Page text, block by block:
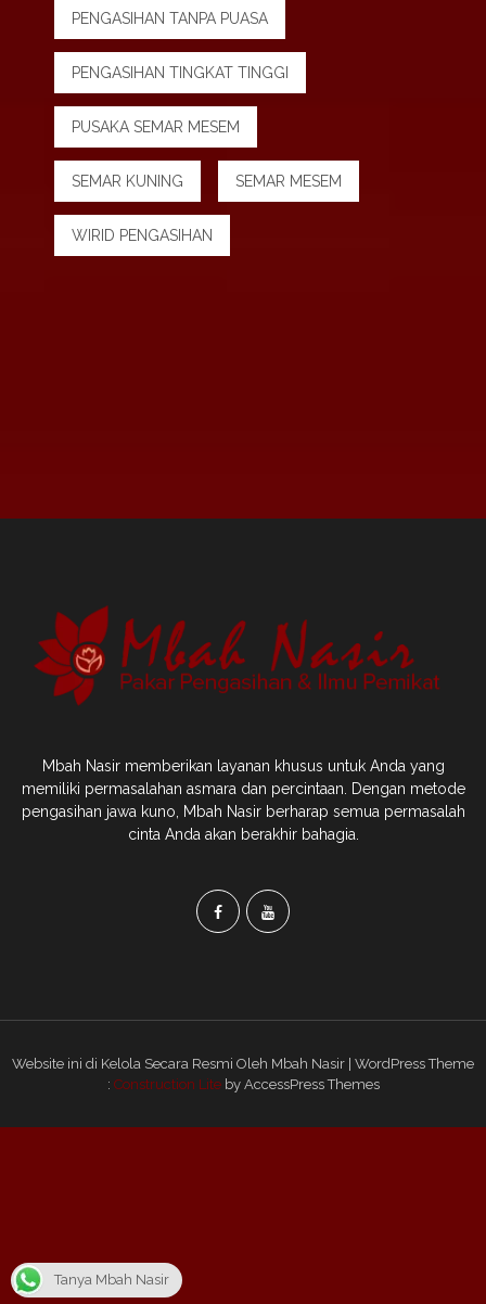
PENGASIHAN TANPA PUASA
PENGASIHAN TINGKAT TINGGI
PUSAKA SEMAR MESEM
SEMAR KUNING SEMAR MESEM
WIRID PENGASIHAN
Mbah Nasir memberikan layanan khusus untuk Anda yang
memiliki permasalahan asmara dan percintaan. Dengan metode
pengasihan jawa kuno, Mbah Nasir berharap semua permasalah
cinta Anda akan berakhir bahagia.
Website ini di Kelola Secara Resmi Oleh Mbah Nasir | WordPress Theme
: Construction Liteby AccessPress Themes
Tanya Mbah Nasir